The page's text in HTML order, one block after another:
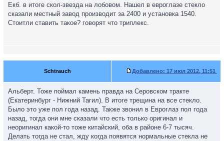
Екб. в итоге скол-звезда на лобовом. Нашел в евроглазе стекло
сказали местный завод производит за 2400 и установка 1540.
Стоитли ставить такое? говорят что триплекс.
Schtrauch Добавлено: 17 июл 2012, 11:51
Альберт. Тоже поймал камень правда на Серовском тракте
(Екатеринбург - Нижний Тагил). В итоге трещина на все стекло.
Было это уже пол года назад. Также звонил в Евроглаз пол года
назад, тогда они мне сказали что есть только оригинал и
неоригинал какой-то тоже китайский, оба в районе 6-7 тысяч.
Делать тогда не стал, жду когда появятся нормальные стекла не